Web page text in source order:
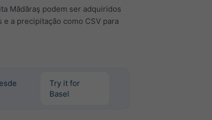
Mădăraş podem ser adquiridos
a precipitação como CSV para
Try it for
Basel